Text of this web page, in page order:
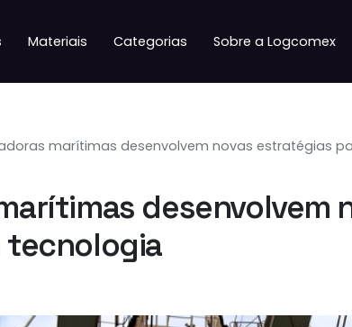
Materiais Categorias Sobre a Logcomex
marítimas desenvolvem novas estratégias
desenvolvem
tecnologia